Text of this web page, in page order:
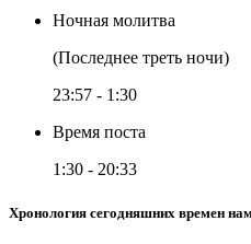
Ночная молитва
(Последнее треть ночи)
23:57 - 1:30
Время поста
1:30 - 20:33
Хронология сегодняшних времен